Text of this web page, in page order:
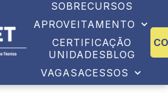
SOBRECURSOS
APROVEITAMENTO
CERTIFICAÇÃO
UNIDADESBLOG
VAGASACESSOS